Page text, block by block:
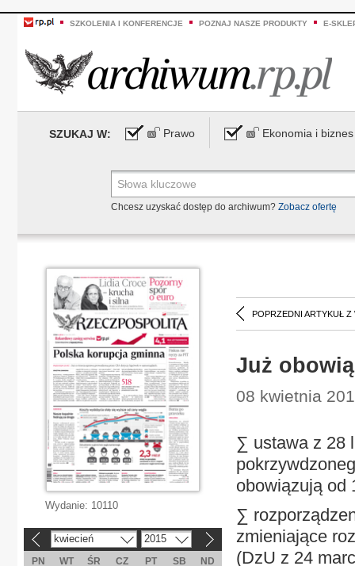
SZKOLENIA I KONFERENCJE POZNAJ NASZE PRODUKTY E-
SZUKAJ W: Prawo Ekonomia i biznes
Chcesz uzyskać dostęp do archiwum? Zobacz ofertę
POPRZEDNI ARTYKUŁ Z
Już
08 kwietnia
∑ ustawa z 28
obowiązują od
∑
zmieniające
(DzU z 24
Wydanie: 10110
kwiecień 2015
PN WT ŚR CZ PT SB
ND